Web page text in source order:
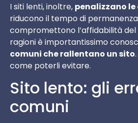
I siti lenti, inoltre, penalizzano
riducono il tempo di
compromettono l’affidabilità del
ragioni è importantissimo
comuni che rallentano un sito
come poterli evitare.
Sito lento: gli
comuni